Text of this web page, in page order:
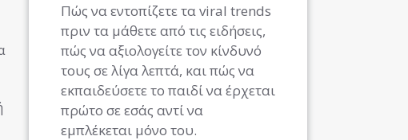
Πώς να εντοπίζετε τα viral trends
πριν τα μάθετε από τις ειδήσεις,
πώς να αξιολογείτε τον κίνδυνό
τους σε λίγα λεπτά, και πώς να
εκπαιδεύσετε το παιδί να έρχεται
πρώτο σε εσάς αντί να
εμπλέκεται μόνο του.